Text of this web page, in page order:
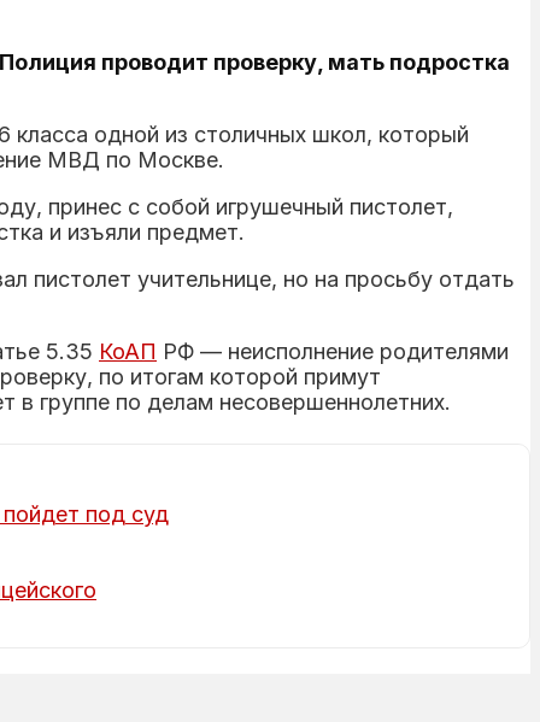
проводит проверку, мать подростка
класса одной из столичных школ, который
МВД по Москве.
принес с собой игрушечный пистолет,
и изъяли предмет.
пистолет учительнице, но на просьбу отдать
5.35 КоАП РФ — неисполнение родителями
по итогам которой примут
в группе по делам несовершеннолетних.
под суд